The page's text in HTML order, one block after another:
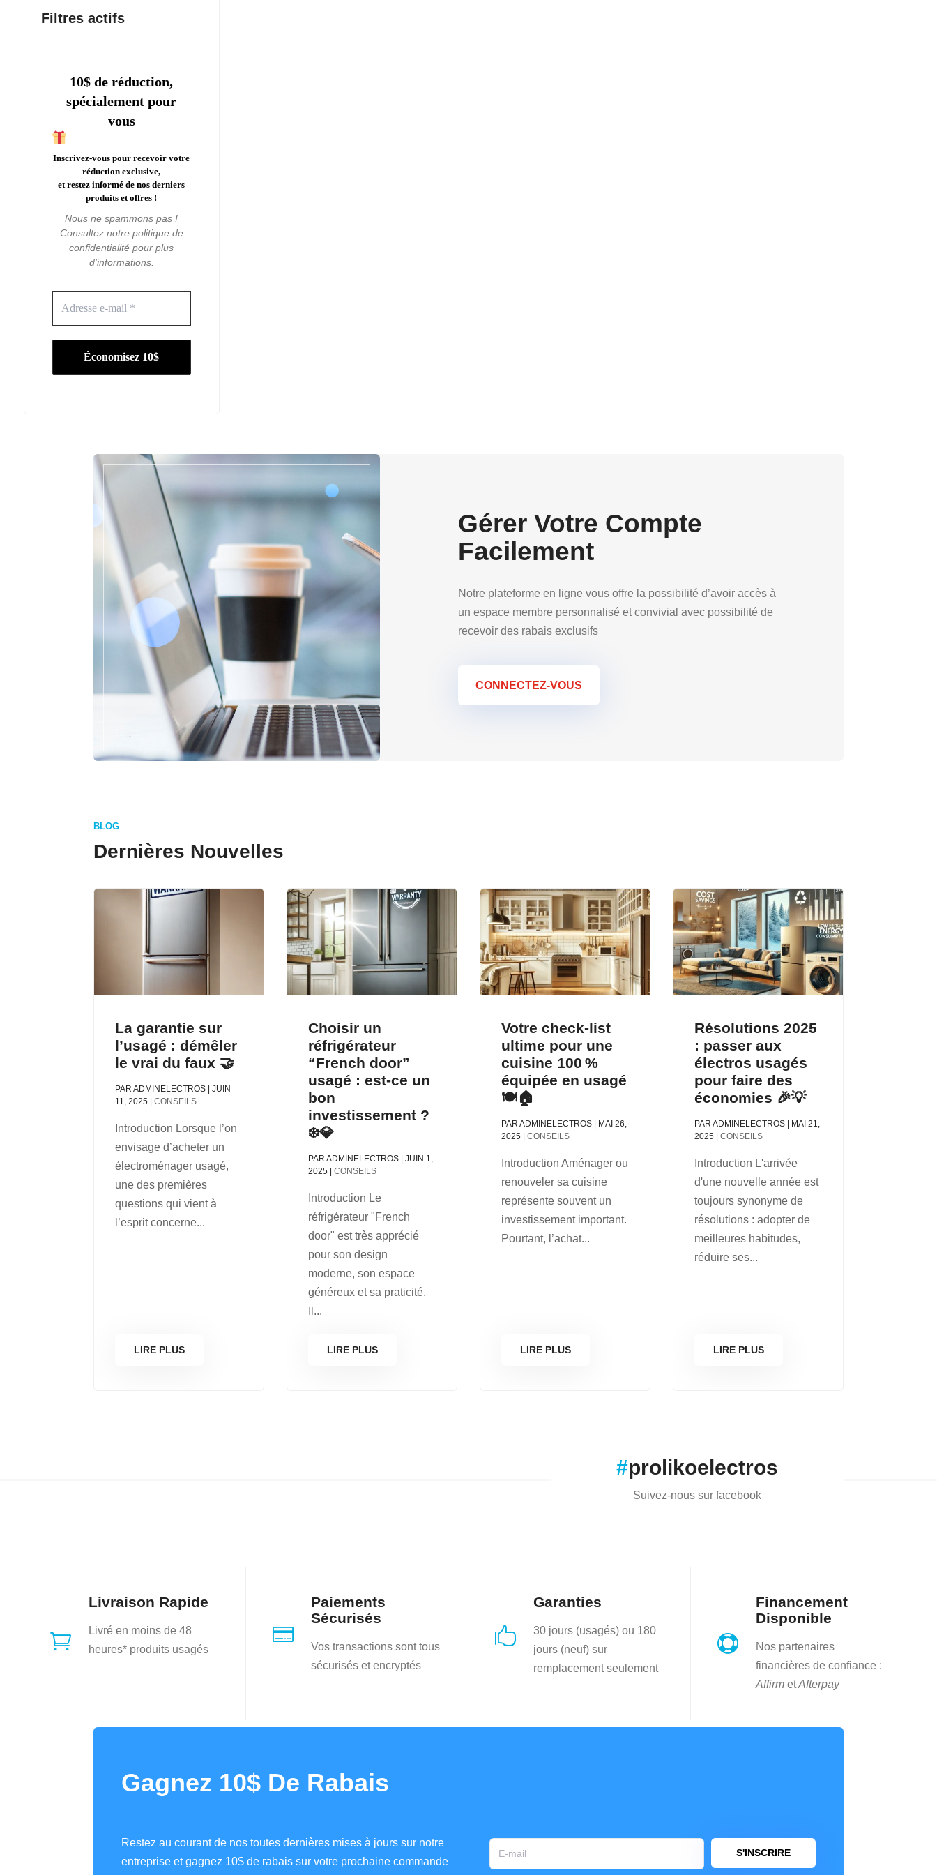
Filtres actifs
10$ de réduction,
spécialement pour
vous
Inscrivez-vous pour recevoir votre
réduction exclusive,
et restez informé de nos derniers
produits et offres !
Nous ne spammons pas !
Consultez notre politique de
confidentialité pour plus
d’informations.
Gérer Votre Compte
Facilement
Notre plateforme en ligne vous offre la possibilité d’avoir accès à
un espace membre personnalisé et convivial avec possibilité de
recevoir des rabais exclusifs
CONNECTEZ-VOUS
BLOG
Dernières Nouvelles
La garantie sur
l’usagé : démêler
le vrai du faux 🤝
PARADMINELECTROS |JUIN
11, 2025 |CONSEILS
Introduction Lorsque l’on
envisage d’acheter un
électroménager usagé,
une des premières
questions qui vient à
l’esprit concerne...
LIRE PLUS
Choisir un
réfrigérateur
“French door”
usagé : est-ce un
bon
investissement ?
❄️💎
PARADMINELECTROS |JUIN 1,
2025 |CONSEILS
Introduction Le
réfrigérateur "French
door" est très apprécié
pour son design
moderne, son espace
généreux et sa praticité.
Il...
LIRE PLUS
Votre check-list
ultime pour une
cuisine 100 %
équipée en usagé
🍽️🏠
PARADMINELECTROS | MAI 26,
2025 |CONSEILS
Introduction Aménager ou
renouveler sa cuisine
représente souvent un
investissement important.
Pourtant, l’achat...
LIRE PLUS
Résolutions 2025
: passer aux
électros usagés
pour faire des
économies 🎉💡
PAR ADMINELECTROS| MAI 21,
2025| CONSEILS
Introduction L'arrivée
d'une nouvelle année est
toujours synonyme de
résolutions : adopter de
meilleures habitudes,
réduire ses...
LIRE PLUS
#prolikoelectros
Suivez-nous sur facebook

Livraison Rapide
Livré en moins de 48
heures* produits usagés

Paiements
Sécurisés
Vos transactions sont tous
sécurisés et encryptés

Garanties
30 jours (usagés) ou 180
jours (neuf) sur
remplacement seulement

Financement
Disponible
Nos partenaires
financières de confiance :
Affirm etAfterpay
Gagnez 10$ De Rabais
Restez au courant de nos toutes dernières mises à jours sur notre
entreprise et gagnez 10$ de rabais sur votre prochaine commande
S'INSCRIRE